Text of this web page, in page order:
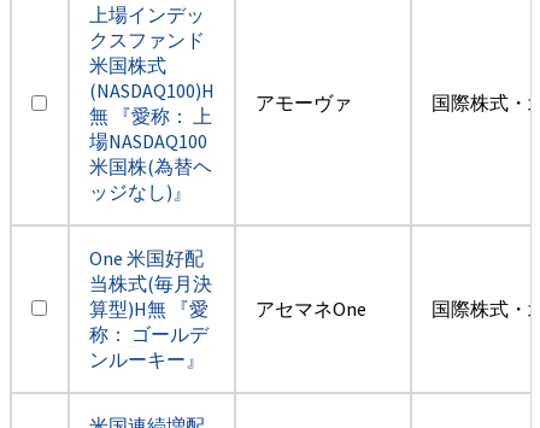
上場インデッ
クスファンド
米国株式
(NASDAQ100)H
無 『愛称： 上
場NASDAQ100
米国株(為替ヘ
ッジなし)』
アモーヴァ 国際株式・
One 米国好配
当株式(毎月決
算型)H無 『愛
称： ゴールデ
ンルーキー』
アセマネOne 国際株式・